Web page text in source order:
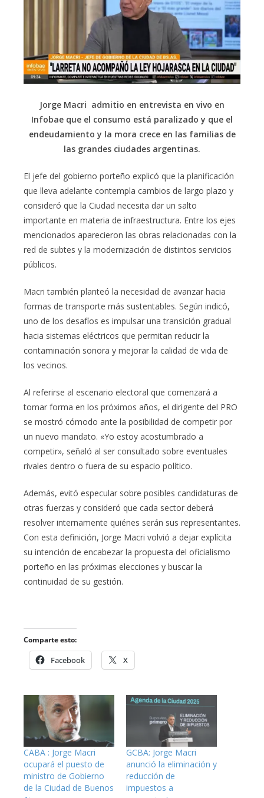
Jorge Macri admitio en entrevista en vivo en
Infobae que el consumo está paralizado y que el
endeudamiento y la mora crece en las familias de
las grandes ciudades argentinas.
El jefe del gobierno porteño explicó que la planificación
que lleva adelante contempla cambios de largo plazo y
consideró que la Ciudad necesita dar un salto
importante en materia de infraestructura. Entre los ejes
mencionados aparecieron las obras relacionadas con la
red de subtes y la modernización de distintos servicios
públicos.
Macri también planteó la necesidad de avanzar hacia
formas de transporte más sustentables. Según indicó,
uno de los desafíos es impulsar una transición gradual
hacia sistemas eléctricos que permitan reducir la
contaminación sonora y mejorar la calidad de vida de
los vecinos.
Al referirse al escenario electoral que comenzará a
tomar forma en los próximos años, el dirigente del PRO
se mostró cómodo ante la posibilidad de competir por
un nuevo mandato. «Yo estoy acostumbrado a
competir», señaló al ser consultado sobre eventuales
rivales dentro o fuera de su espacio político.
Además, evitó especular sobre posibles candidaturas de
otras fuerzas y consideró que cada sector deberá
resolver internamente quiénes serán sus representantes.
Con esta definición, Jorge Macri volvió a dejar explícita
su intención de encabezar la propuesta del oficialismo
porteño en las próximas elecciones y buscar la
continuidad de su gestión.
Comparte esto:
Facebook X
CABA : Jorge Macri
ocupará el puesto de
ministro de Gobierno
de la Ciudad de Buenos
GCBA: Jorge Macri
anunció la eliminación y
reducción de
impuestos a